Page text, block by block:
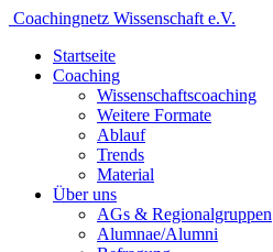
Coachingnetz Wissenschaft e.V.
Startseite
Coaching
Wissenschafts­coaching
Weitere Formate
Ablauf
Trends
Material
Über uns
AGs & Regionalgruppen
Alumnae/Alumni